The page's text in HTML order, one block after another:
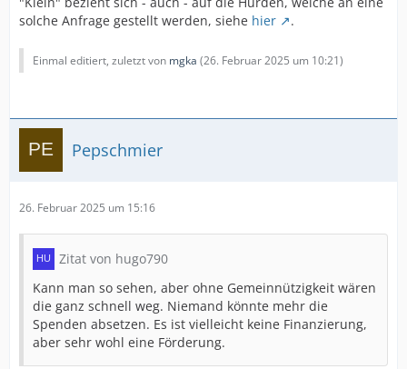
solche Anfrage gestellt werden, siehe hier .
Einmal editiert, zuletzt von mgka (26. Februar 2025 um 10:21)
Pepschmier
26. Februar 2025 um 15:16
Zitat von hugo790
Kann man so sehen, aber ohne Gemeinnützigkeit wären
die ganz schnell weg. Niemand könnte mehr die
Spenden absetzen. Es ist vielleicht keine Finanzierung,
aber sehr wohl eine Förderung.